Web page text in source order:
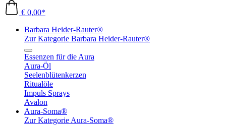
€ 0,00*
Barbara Heider-Rauter®
Zur Kategorie Barbara Heider-Rauter®
Essenzen für die Aura
Aura-Öl
Seelenblütenkerzen
Ritualöle
Impuls Sprays
Avalon
Aura-Soma®
Zur Kategorie Aura-Soma®